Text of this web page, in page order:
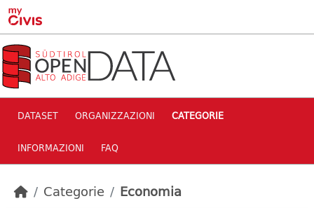
Skip to main content
DATASET ORGANIZZAZIONI CATEGORIE
INFORMAZIONI FAQ
Categorie Economia